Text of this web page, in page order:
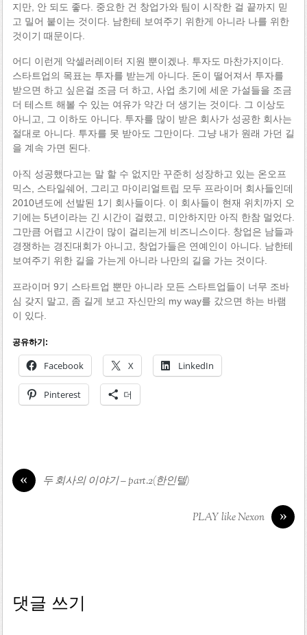
지만, 안 되도 좋다. 중요한 건 창업가와 팀이 시작한 걸 끝까지 믿
고 밀어 붙이는 것이다. 남한테 보여주기 위한게 아니라 나를 위한
것이기 때문이다.
어디 이런게 악셀러레이터 지원 뿐이겠나. 투자도 마찬가지이다.
스타트업의 목표는 투자를 받는게 아니다. 돈이 떨어져서 투자를
받으면 하고 싶은걸 조금 더 하고, 사업 초기에 세운 가설들을 조금
더 테스트 해볼 수 있는 여유가 약간 더 생기는 것이다. 그 이상도
아니고, 그 이하도 아니다. 투자를 많이 받은 회사가 성공한 회사는
절대로 아니다. 투자를 못 받아도 그만이다. 그냥 내가 원래 가던 길
을 계속 가면 된다.
아직 성공했다고는 말 할 수 없지만 꾸준히 성장하고 있는 온오프
믹스, 스타일쉐어, 그리고 마이리얼트립 모두 프라이머 회사들인데
2010년도에 선발된 1기 회사들이다. 이 회사들이 현재 위치까지 오
기에는 5년이라는 긴 시간이 걸렸고, 미안하지만 아직 한참 멀었다.
그만큼 어렵고 시간이 많이 걸리는게 비즈니스이다. 창업은 남들과
경쟁하는 경진대회가 아니고, 창업가들은 연예인이 아니다. 남한테
보여주기 위한 길을 가는게 아니라 나만의 길을 가는 것이다.
프라이머 9기 스타트업 뿐만 아니라 모든 스타트업들이 너무 조바
심 갖지 말고, 좀 길게 보고 자신만의 my way를 갔으면 하는 바램
이 있다.
공유하기:
Facebook X LinkedIn
Pinterest 더
« 두 회사의 이야기 – part.2(한인텔)
»
PLAY like Nexon
댓글 쓰기